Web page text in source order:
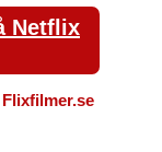
Netflix